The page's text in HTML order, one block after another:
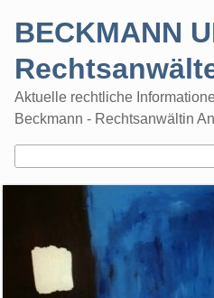
BECKMANN
Aktuelle rechtliche
Beckmann - Rechtsanwältin